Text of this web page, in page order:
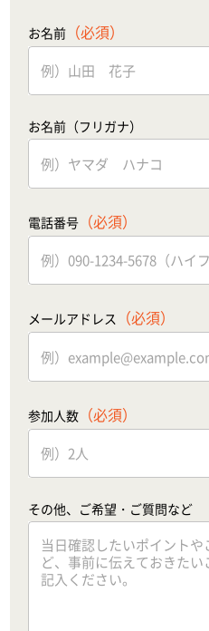
お名前 （必須）
お名前（フリガナ）
電話番号 （必須）
メールアドレス （必須）
参加人数 （必須）
その他、ご希望・ご質問など